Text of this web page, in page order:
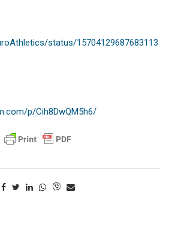
status/15704129687683113
p/Cih8DwQM5h6/